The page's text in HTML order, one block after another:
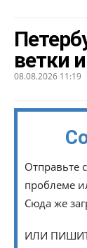
ветки
08.08.2026 11:19
Отправьте
проблеме
Сюда же
ИЛИ